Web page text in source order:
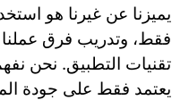
يميزنا عن غيرنا هو
فقط، وتدريب فرق
تقنيات التطبيق. نحن